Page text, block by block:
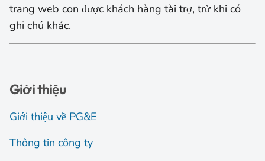
trang web con được khách hàng tài trợ, trừ khi có
ghi chú khác.
Giới thiệu
Giới thiệu về PG&E
Thông tin công ty